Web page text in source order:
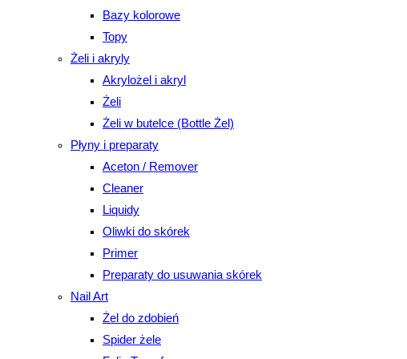
Bazy kolorowe
Topy
Żeli i akryly
Akrylożel i akryl
Żeli
Żeli w butelce (Bottle Żel)
Płyny i preparaty
Aceton / Remover
Cleaner
Liquidy
Oliwki do skórek
Primer
Preparaty do usuwania skórek
Nail Art
Żel do zdobień
Spider żele